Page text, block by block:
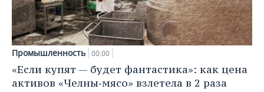
Промышленность 00:00
«Если купят — будет фантастика»: как цена
активов «Челны‑мясо» взлетела в 2 раза